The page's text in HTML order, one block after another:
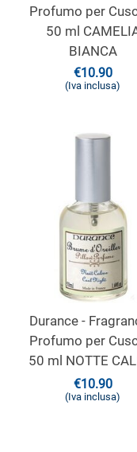
Profumo per
50 ml
BIANCA
€10.90
(Iva inclusa)
Durance -
Profumo per
50 ml NOTTE
€10.90
(Iva inclusa)